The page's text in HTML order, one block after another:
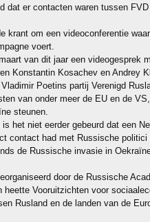
dat er contacten waren tussen
krant om een videoconferentie
voert.
van dit jaar een videogesprek
Konstantin Kosachev en Andrey
Poetins partij Verenigd
van onder meer de EU en de
steunen.
het niet eerder gebeurd dat een
contact had met Russische politici
de Russische invasie in
door de Russische
heette Vooruitzichten voor
Rusland en de landen van de